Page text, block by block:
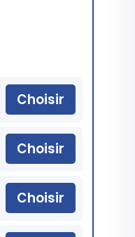
Choisir
Choisir
Choisir